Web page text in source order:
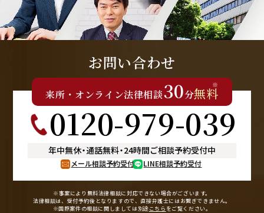
お問い合わせ
来所 ・ オンライン法律相談30分無料
※
0120-979-039
年中無休・通話無料・24時間ご相談予約受付中
メール相談予約受付 LINE相談予約受付
※事案により無料法律相談に対応できない場合がございます。
法律相談は、受付予約後となりますので、 直接弁護士にはお繋ぎできません。
※国際案件の相談に関しましては別途こちら をご覧ください。